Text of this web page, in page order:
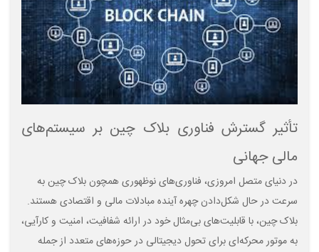
تأثیر گسترش فناوری بلاک چین بر سیستم‌های
مالی جهانی
در دنیای متصل امروزی، فناوری‌های نوظهوری همچون بلاک چین به
سرعت در حال شکل‌دادن چهره آینده مبادلات مالی و اقتصادی هستند.
بلاک چین، با قابلیت‌های بی‌مثال خود در ارائه شفافیت، امنیت و کارآیی،
به موتور محرکه‌ای برای تحول دیجیتالی در حوزه‌های متعدد از جمله